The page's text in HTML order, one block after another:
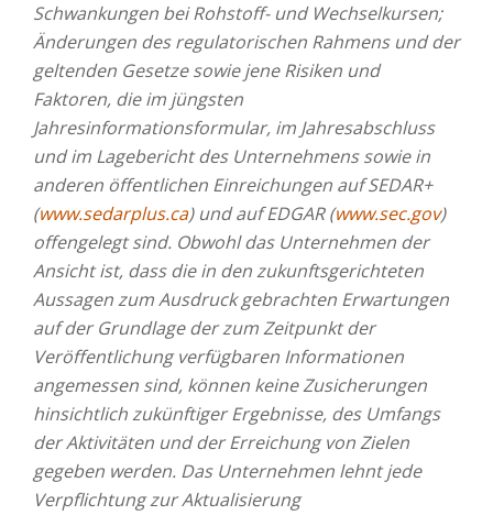
Schwankungen bei Rohstoff- und Wechselkursen;
Änderungen des regulatorischen Rahmens und der
geltenden Gesetze sowie jene Risiken und
Faktoren, die im jüngsten
Jahresinformationsformular, im Jahresabschluss
und im Lagebericht des Unternehmens sowie in
anderen öffentlichen Einreichungen auf SEDAR+
(www.sedarplus.ca) und auf EDGAR (www.sec.gov)
offengelegt sind. Obwohl das Unternehmen der
Ansicht ist, dass die in den zukunftsgerichteten
Aussagen zum Ausdruck gebrachten Erwartungen
auf der Grundlage der zum Zeitpunkt der
Veröffentlichung verfügbaren Informationen
angemessen sind, können keine Zusicherungen
hinsichtlich zukünftiger Ergebnisse, des Umfangs
der Aktivitäten und der Erreichung von Zielen
gegeben werden. Das Unternehmen lehnt jede
Verpflichtung zur Aktualisierung